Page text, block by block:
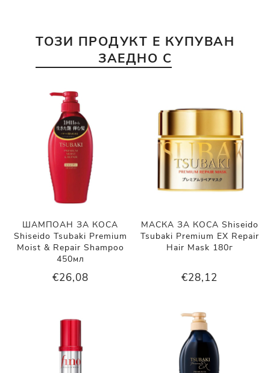
ТОЗИ ПРОДУКТ Е КУПУВАН
ЗАЕДНО С
ШАМПОАН ЗА КОСА
Shiseido Tsubaki Premium
Moist & Repair Shampoo
450мл
€26,08
МАСКА ЗА КОСА Shiseido
Tsubaki Premium EX Repair
Hair Mask 180г
€28,12